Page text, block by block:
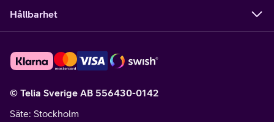
Hållbarhet
© Telia Sverige AB 556430-0142
Säte: Stockholm